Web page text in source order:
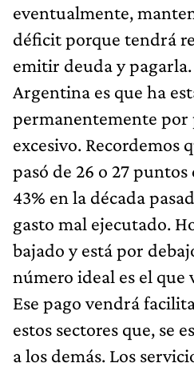
eventualmente,
déficit porque tendrá
emitir deuda y
Argentina es que ha
permanentemente por
excesivo. Recordemos
pasó de 26 o 27 puntos
43% en la década
gasto mal ejecutado.
bajado y está por
número ideal es el que
Ese pago vendrá
estos sectores que, se
a los demás. Los